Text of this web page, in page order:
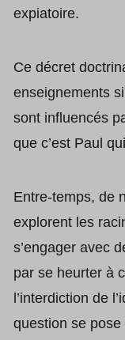
expiatoire.
Ce décret
enseignements
sont influencés
que c’est Paul
Entre-temps, de
explorent les
s’engager avec
par se heurter à
l’interdiction de
question se